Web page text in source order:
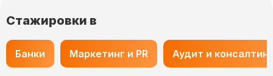
Стажировки в
Банки Маркетинг и PR Аудит и консалтинг